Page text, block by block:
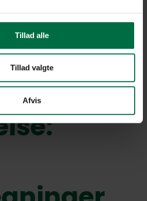
Tillad alle
Tillad valgte
Afvis
min. 2 %